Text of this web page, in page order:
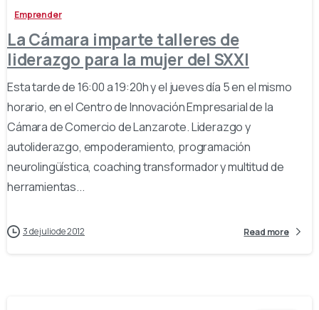
Emprender
La Cámara imparte talleres de
liderazgo para la mujer del SXXI
Esta tarde de 16:00 a 19:20h y el jueves día 5 en el mismo
horario, en el Centro de Innovación Empresarial de la
Cámara de Comercio de Lanzarote. Liderazgo y
autoliderazgo, empoderamiento, programación
neurolingüística, coaching transformador y multitud de
herramientas...
3 de julio de 2012 Read more